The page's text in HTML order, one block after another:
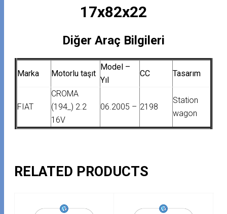
17x82x22
Diğer Araç Bilgileri
Marka Motorlu taşıt
Model –
Yıl
CC Tasarım
FIAT
CROMA
(194_) 2.2
16V
06.2005 – 2198
Station
wagon
RELATED PRODUCTS